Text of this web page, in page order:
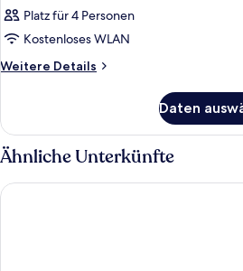
Platz für 4 Personen
Kostenloses WLAN
Weitere Details
Weitere
Daten
Ähnliche Unterkünfte
Hotel Ambasciatori